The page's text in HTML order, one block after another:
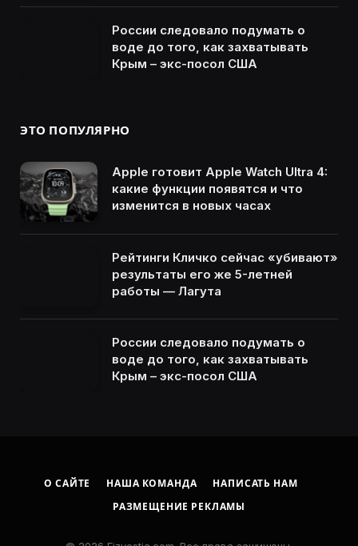
России следовало подумать о
воде до того, как захватывать
Крым – экс-посол США
ЭТО ПОПУЛЯРНО
Apple готовит Apple Watch Ultra 4:
какие функции появятся и что
изменится в новых часах
Рейтинги Кличко сейчас «убивают»
результаты его же 5-летней
работы — Лагута
России следовало подумать о
воде до того, как захватывать
Крым – экс-посол США
О САЙТЕ НАША КОМАНДА
НАПИСАТЬ НАМ
РАЗМЕЩЕНИЕ РЕКЛАМЫ